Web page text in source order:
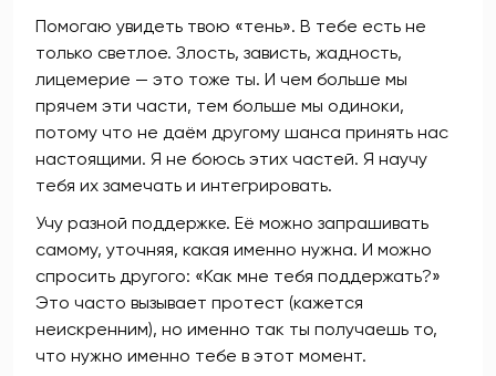
Помогаю увидеть твою «тень». В тебе есть не
только светлое. Злость, зависть, жадность,
лицемерие — это тоже ты. И чем больше мы
прячем эти части, тем больше мы одиноки,
потому что не даём другому шанса принять нас
настоящими. Я не боюсь этих частей. Я научу
тебя их замечать и интегрировать.
Учу разной поддержке. Её можно запрашивать
самому, уточняя, какая именно нужна. И можно
спросить другого: «Как мне тебя поддержать?»
Это часто вызывает протест (кажется
неискренним), но именно так ты получаешь то,
что нужно именно тебе в этот момент.